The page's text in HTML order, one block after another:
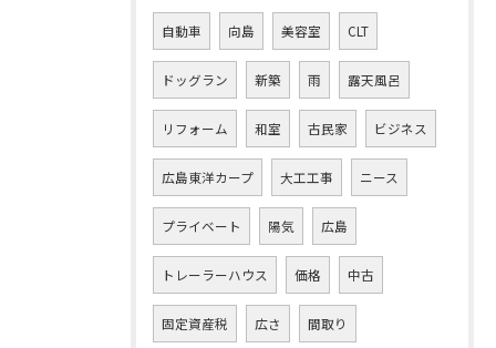
自動車 向島 美容室 CLT
ドッグラン 新築 雨 露天風呂
リフォーム 和室 古民家 ビジネス
広島東洋カープ 大工工事 ニース
プライベート 陽気 広島
トレーラーハウス 価格 中古
固定資産税 広さ 間取り